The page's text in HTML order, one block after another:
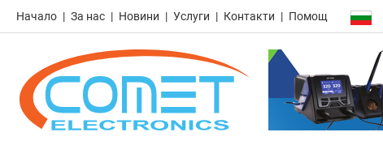
Начало За нас Новини Услуги Контакти Помощ